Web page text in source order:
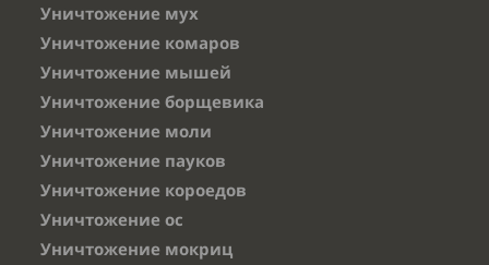
Уничтожение мух
Уничтожение комаров
Уничтожение мышей
Уничтожение борщевика
Уничтожение моли
Уничтожение пауков
Уничтожение короедов
Уничтожение ос
Уничтожение мокриц